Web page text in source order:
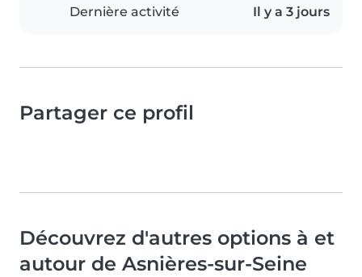
Dernière activité Il y a 3 jours
Partager ce profil
Découvrez d'autres options à et
autour de Asnières-sur-Seine